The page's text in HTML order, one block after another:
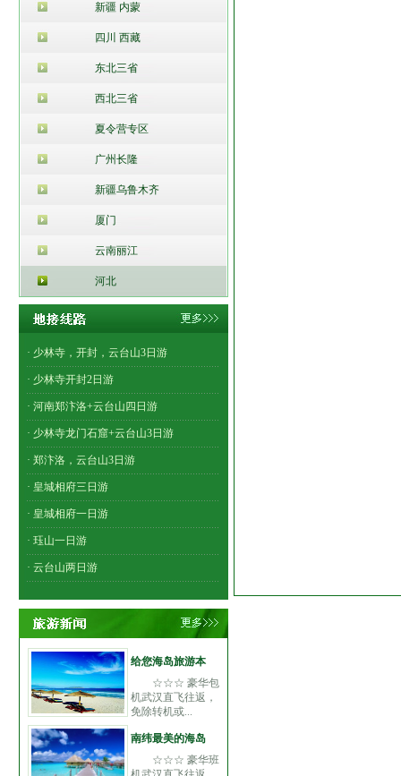
新疆 内蒙
四川 西藏
东北三省
西北三省
夏令营专区
广州长隆
新疆乌鲁木齐
厦门
云南丽江
河北
· 少林寺，开封，云台山3日游
· 少林寺开封2日游
· 河南郑汴洛+云台山四日游
· 少林寺龙门石窟+云台山3日游
· 郑汴洛，云台山3日游
· 皇城相府三日游
· 皇城相府一日游
· 珏山一日游
· 云台山两日游
给您海岛旅游本
☆☆☆ 豪华包
机武汉直飞往返，
免除转机或...
南纬最美的海岛
☆☆☆ 豪华班